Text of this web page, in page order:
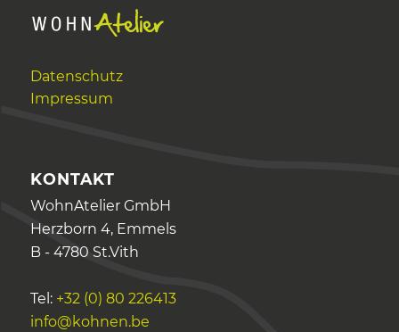
Datenschutz
Impressum
KONTAKT
WohnAtelier GmbH
Herzborn 4, Emmels
B - 4780 St.Vith
Tel: +32 (0) 80 226413
info@kohnen.be